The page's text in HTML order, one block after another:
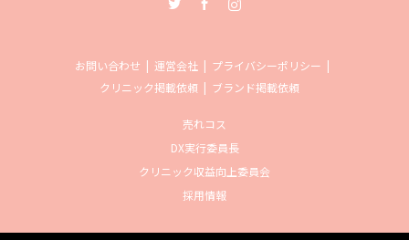
お問い合わせ 運営会社
プライバシーポリシー
クリニック掲載依頼
ブランド掲載依頼
売れコス
DX実行委員長
クリニック収益向上委員会
採用情報